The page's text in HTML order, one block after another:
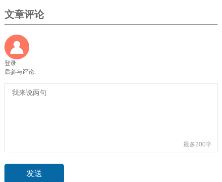
文章评论
登录
后参与评论.
最多200字